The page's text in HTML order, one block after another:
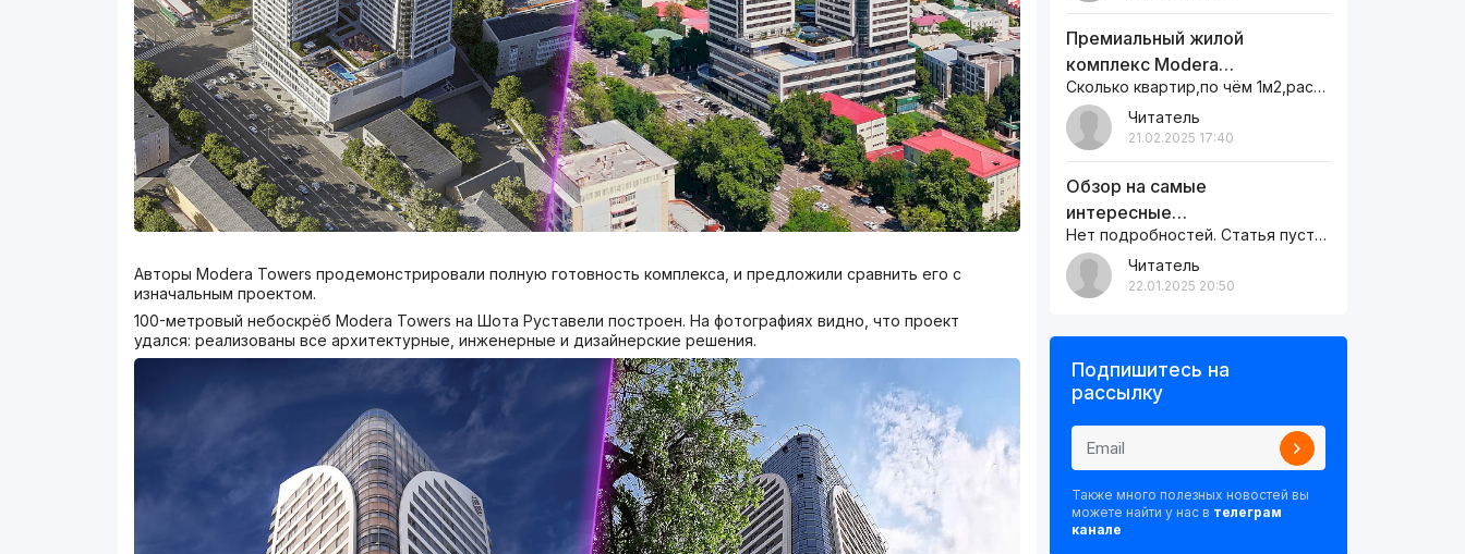
Авторы Modera Towers продемонстрировали полную готовность комплекса, и предложили сравнить его с
изначальным проектом.
100-метровый небоскрёб Modera Towers на Шота Руставели построен. На фотографиях видно, что проект
удался: реализованы все архитектурные, инженерные и дизайнерские решения.
Премиальный жилой
комплекс Modera…
Сколько квартир,по чём 1м2,рассрочки как,сумма первоначальная сколько,информацию пишите на сайте,а то как…
Читатель
21.02.2025 17:40
Обзор на самые
интересные…
Нет подробностей. Статья пустая.
Читатель
22.01.2025 20:50
Подпишитесь на
рассылку
Также много полезных новостей вы
можете найти у нас в телеграм
канале